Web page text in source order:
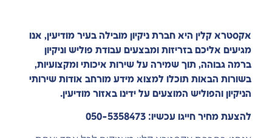
אקסטרא קלין היא חברת ניקיון מובילה בעיר מודיעין, אנו
מגיעים אליכם בזריזות ומבצעים עבודת פוליש וניקיון
ברמה גבוהה, תוך שמירה על שירות איכותי ומקצועיות,
בשורות הבאות תוכלו למצוא מידע מורחב אודות שירותי
הניקיון והפוליש המוצעים על ידינו באזור מודיעין.
להצעת מחיר חייגו עכשיו: 050-5358473